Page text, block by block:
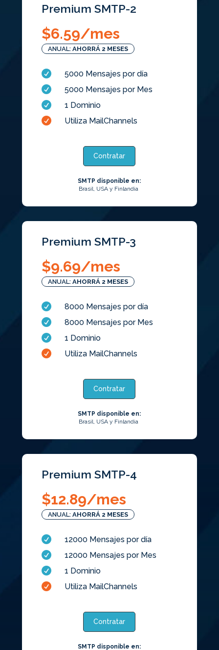
Premium SMTP-2
$6.59/mes
ANUAL: AHORRÁ 2 MESES
 5000 Mensajes por día
 5000 Mensajes por Mes
 1 Dominio
 Utiliza MailChannels
Contratar
SMTP disponible en:
Brasil, USA y Finlandia
Premium SMTP-3
$9.69/mes
ANUAL: AHORRÁ 2 MESES
 8000 Mensajes por día
 8000 Mensajes por Mes
 1 Dominio
 Utiliza MailChannels
Contratar
SMTP disponible en:
Brasil, USA y Finlandia
Premium SMTP-4
$12.89/mes
ANUAL: AHORRÁ 2 MESES
 12000 Mensajes por día
 12000 Mensajes por Mes
 1 Dominio
 Utiliza MailChannels
Contratar
SMTP disponible en: